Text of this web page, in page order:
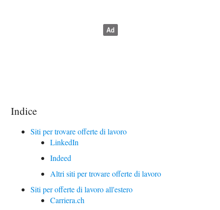
Indice
Siti per trovare offerte di lavoro
LinkedIn
Indeed
Altri siti per trovare offerte di lavoro
Siti per offerte di lavoro all'estero
Carriera.ch